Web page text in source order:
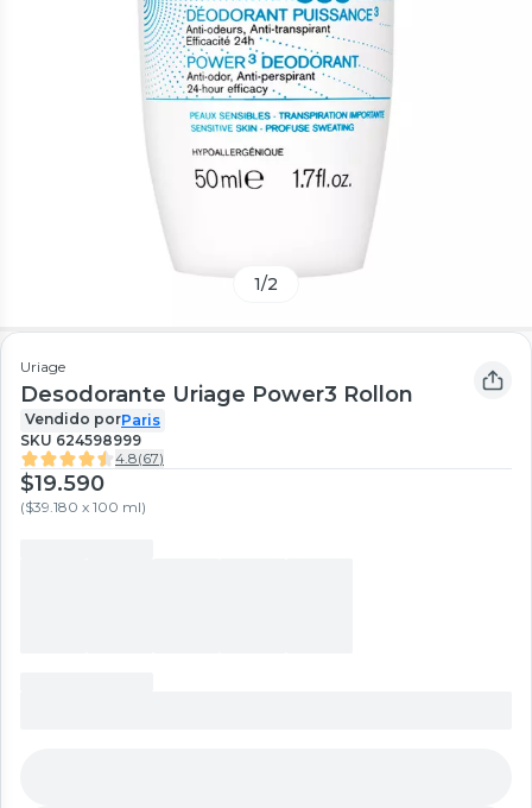
1/2
Uriage
Desodorante Uriage Power3 Rollon
Vendido porParis
SKU 624598999
4.8(67)
$19.590
($39.180 x 100 ml)